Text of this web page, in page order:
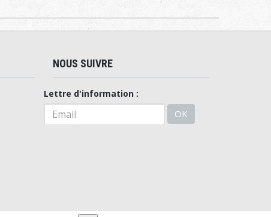
NOUS SUIVRE
Lettre d'information :
OK